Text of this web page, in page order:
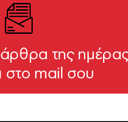
της
στο mail σου